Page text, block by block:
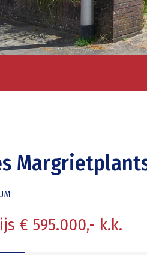
€ 595.000,- k.k.